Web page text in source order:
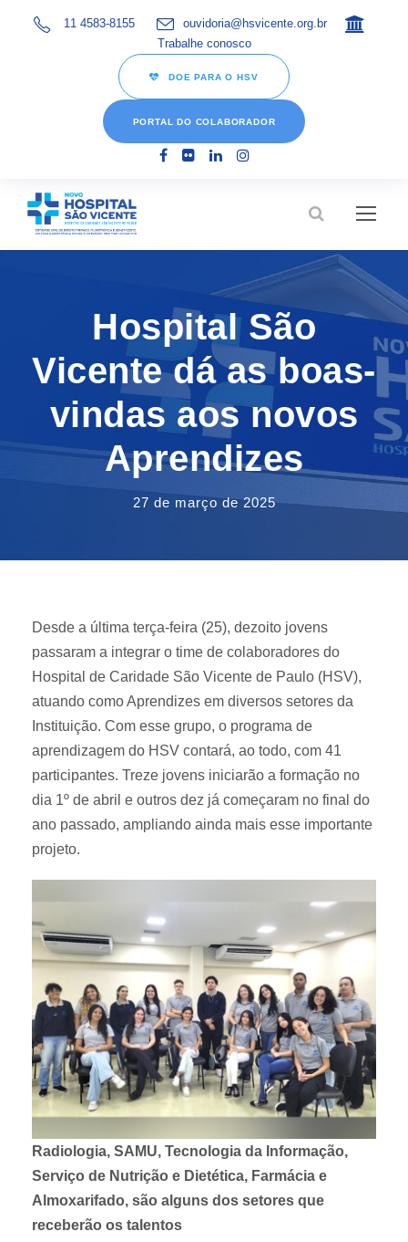
11 4583-8155
ouvidoria@hsvicente.org.br
Trabalhe conosco
DOE PARA O HSV
PORTAL DO COLABORADOR
Hospital São
Vicente dá as boas-
vindas aos novos
Aprendizes
27 de março de 2025
Desde a última terça-feira (25), dezoito jovens
passaram a integrar o time de colaboradores do
Hospital de Caridade São Vicente de Paulo (HSV),
atuando como Aprendizes em diversos setores da
Instituição. Com esse grupo, o programa de
aprendizagem do HSV contará, ao todo, com 41
participantes. Treze jovens iniciarão a formação no
dia 1º de abril e outros dez já começaram no final do
ano passado, ampliando ainda mais esse importante
projeto.
Radiologia, SAMU, Tecnologia da Informação,
Serviço de Nutrição e Dietética, Farmácia e
Almoxarifado, são alguns dos setores que
receberão os talentos